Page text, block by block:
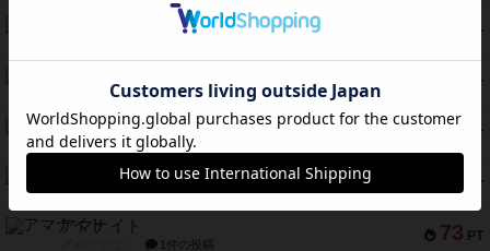
PT
テンプテーション
PT
紹介文あり 2件の投稿
75 PT
宵と暁の呪文書
紹介文あり 8件の投稿
PT
リスボン・トラム 28
紹介文あり 9件の投稿
73 PT
アマナイト
1件の投稿